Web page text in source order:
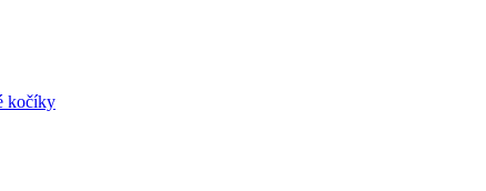
kočíky